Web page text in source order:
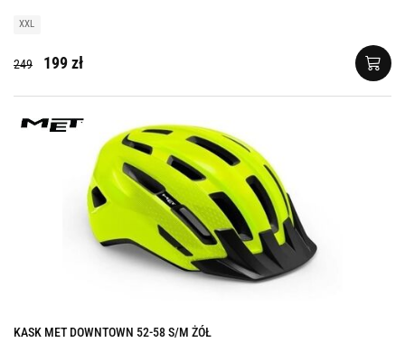
XXL
249 199 zł
KASK MET DOWNTOWN 52-58 S/M ŻÓŁ